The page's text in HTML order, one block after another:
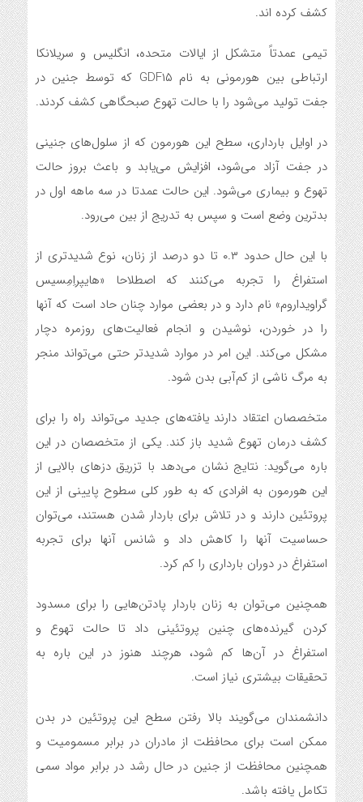
کشف کرده اند.
تیمی عمدتاً متشکل از ایالات متحده، انگلیس و سریلانکا
ارتباطی بین هورمونی به نام GDF۱۵ که توسط جنین در
جفت تولید می‌شود را با حالت تهوع صبحگاهی کشف کردند.
در اوایل بارداری، سطح این هورمون که از سلول‌های جنینی
در جفت آزاد می‌شود، افزایش می‌یابد و باعث بروز حالت
تهوع و بیماری می‌شود. این حالت عمدتا در سه ماهه اول در
بدترین وضع است و سپس به تدریج از بین می‌رود.
با این حال حدود ۰.۳ تا دو درصد از زنان، نوع شدیدتری از
استفراغ را تجربه می‌کنند که اصطلاحا «هایپراِمِسیس
گراویداروم» نام دارد و در بعضی موارد چنان حاد است که آنها
را در خوردن، نوشیدن و انجام فعالیت‌های روزمره دچار
مشکل می‌کند. این امر در موارد شدیدتر حتی می‌تواند منجر
به مرگ ناشی از کم‌آبی بدن شود.
متخصصان اعتقاد دارند یافته‌های جدید می‌تواند راه را برای
کشف درمان تهوع شدید باز کند. یکی از متخصصان در این
باره می‌گوید: نتایج نشان می‌دهد با تزریق دزهای بالایی از
این هورمون به افرادی که به طور کلی سطوح پایینی از این
پروتئین دارند و در تلاش برای باردار شدن هستند، می‌توان
حساسیت آنها را کاهش داد و شانس آنها برای تجربه
استفراغ در دوران بارداری را کم کرد.
همچنین می‌توان به زنان باردار پادتن‌هایی را برای مسدود
کردن گیرنده‌های چنین پروتئینی داد تا حالت تهوع و
استفراغ در آن‌ها کم شود، هرچند هنوز در این باره به
تحقیقات بیشتری نیاز است.
دانشمندان می‌گویند بالا رفتن سطح این پروتئین در بدن
ممکن است برای محافظت از مادران در برابر مسمومیت و
همچنین محافظت از جنین در حال رشد در برابر مواد سمی
تکامل یافته باشد.